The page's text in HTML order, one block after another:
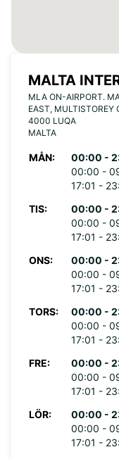
MALTA
MLA ON-AIRPORT.
EAST, MULTISTOREY
4000 LUQA
MALTA
MÅN:
00:00 -
00:00 -
17:01 -
TIS:
00:00 -
00:00 -
17:01 -
ONS:
00:00 -
00:00 -
17:01 -
TORS:
00:00 -
00:00 -
17:01 -
FRE:
00:00 -
00:00 -
17:01 -
LÖR:
00:00 -
00:00 -
17:01 -